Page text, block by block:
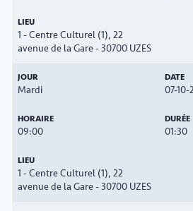
1 - Centre Culturel (1), 22
avenue de la Gare - 30700 UZES
Mardi 07-10-
09:00 01:30
1 - Centre Culturel (1), 22
avenue de la Gare - 30700 UZES